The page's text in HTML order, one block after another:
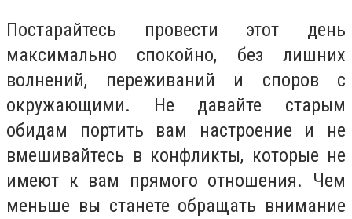
Постарайтесь провести этот день
максимально спокойно, без лишних
волнений, переживаний и споров с
окружающими. Не давайте старым
обидам портить вам настроение и не
вмешивайтесь в конфликты, которые не
имеют к вам прямого отношения. Чем
меньше вы станете обращать внимание